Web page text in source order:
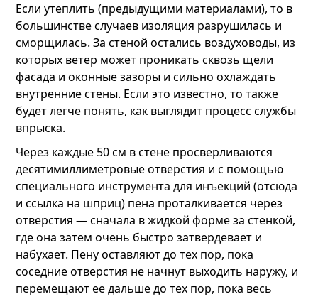
Если утеплить (предыдущими материалами), то в
большинстве случаев изоляция разрушилась и
сморщилась. За стеной остались воздуховоды, из
которых ветер может проникать сквозь щели
фасада и оконные зазоры и сильно охлаждать
внутренние стены. Если это известно, то также
будет легче понять, как выглядит процесс службы
впрыска.
Через каждые 50 см в стене просверливаются
десятимиллиметровые отверстия и с помощью
специального инструмента для инъекций (отсюда
и ссылка на шприц) пена проталкивается через
отверстия — сначала в жидкой форме за стенкой,
где она затем очень быстро затвердевает и
набухает. Пену оставляют до тех пор, пока
соседние отверстия не начнут выходить наружу, и
перемещают ее дальше до тех пор, пока весь